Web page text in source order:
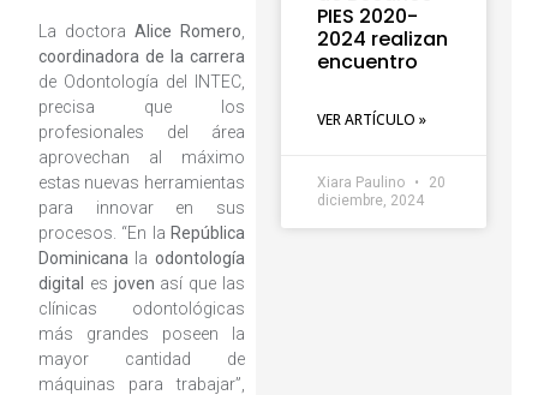
La doctora Alice Romero
coordinadora de la carrera
de Odontología del INTEC,
precisa que los
profesionales del área
aprovechan al máximo
estas nuevas herramientas
para innovar en sus
procesos. “En la República
Dominicana la odontología
digital es joven así que las
clínicas odontológicas
más grandes poseen la
mayor cantidad de
máquinas para trabajar”,
PIES 2020-
2024 realizan
encuentro
VER ARTÍCULO »
Xiara Paulino
20
diciembre, 2024